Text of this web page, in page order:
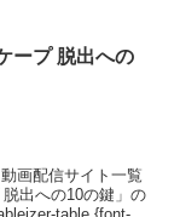
ープ 脱出への
画配信サイト一覧
出への10の鍵」の